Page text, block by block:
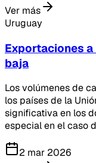
Ver más
Uruguay
Exportaciones a
baja
Los volúmenes de
los países de la
significativa en los
especial en el caso
2 mar 2026